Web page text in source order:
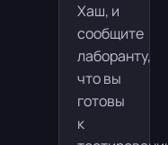
Хаш, и
сообщите
лаборанту,
что вы
готовы
к